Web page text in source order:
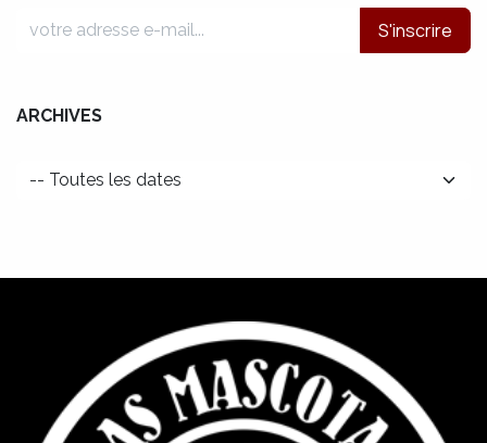
S'inscrire
ARCHIVES